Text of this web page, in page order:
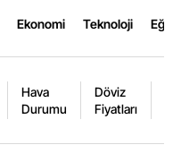
Ekonomi Teknoloji
Hava
Durumu
Döviz
Fiyatları